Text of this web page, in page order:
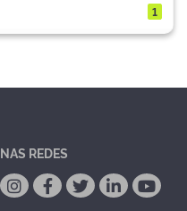
1
NAS REDES